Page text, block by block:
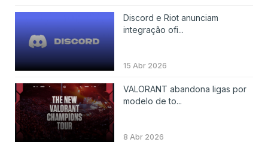
Discord e Riot anunciam
integração ofi...
15 Abr 2026
VALORANT abandona ligas por
modelo de to...
8 Abr 2026